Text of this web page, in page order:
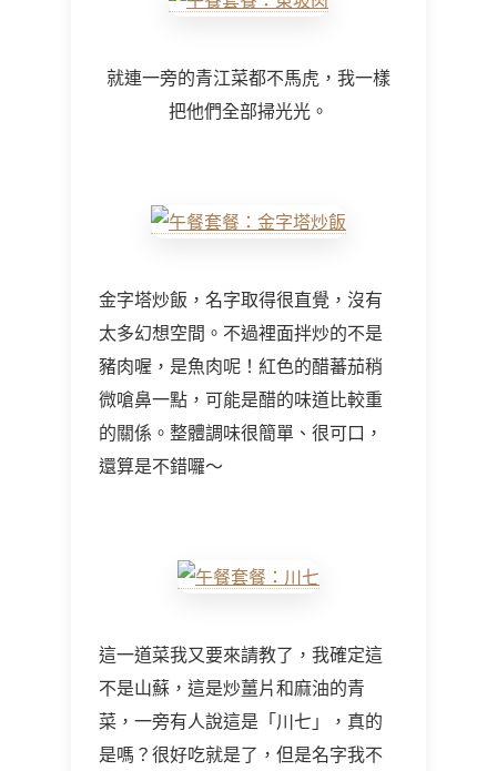
就連一旁的青江菜都不馬虎，我一樣
把他們全部掃光光。
金字塔炒飯，名字取得很直覺，沒有
太多幻想空間。不過裡面拌炒的不是
豬肉喔，是魚肉呢！紅色的醋蕃茄稍
微嗆鼻一點，可能是醋的味道比較重
的關係。整體調味很簡單、很可口，
還算是不錯囉～
這一道菜我又要來請教了，我確定這
不是山蘇，這是炒薑片和麻油的青
菜，一旁有人說這是「川七」，真的
是嗎？很好吃就是了，但是名字我不